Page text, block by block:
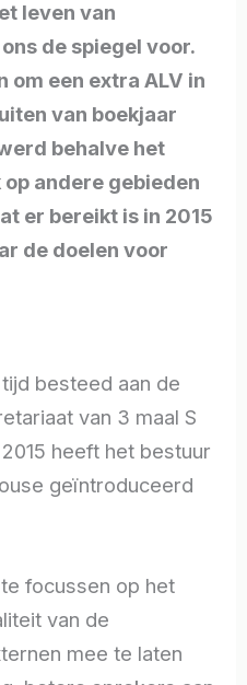
leven van
de spiegel voor.
om een extra ALV in
van boekjaar
behalve het
andere gebieden
er bereikt is in 2015
de doelen voor
besteed aan de
van 3 maal S
heeft het bestuur
geïntroduceerd
focussen op het
van de
mee te laten